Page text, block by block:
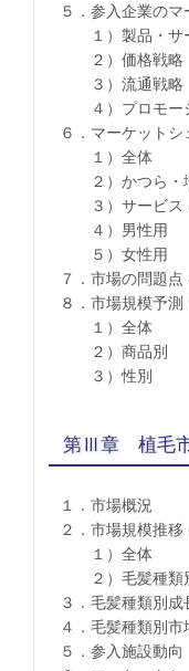
５．参入企業の
１）製品・サ
２）価格戦略
３）流通戦略
４）プロモー
６．マーケットシ
１）全体
２）かつら・
３）サービス
４）男性用
５）女性用
７．市場の問題
８．市場規模予測
１）全体
２）商品別
３）性別
第Ⅲ章 植毛
１．市場概況
２．市場規模推移
１）全体
２）毛髪種類
３．毛髪種類別成
４．毛髪種類別市
５．参入施設動向